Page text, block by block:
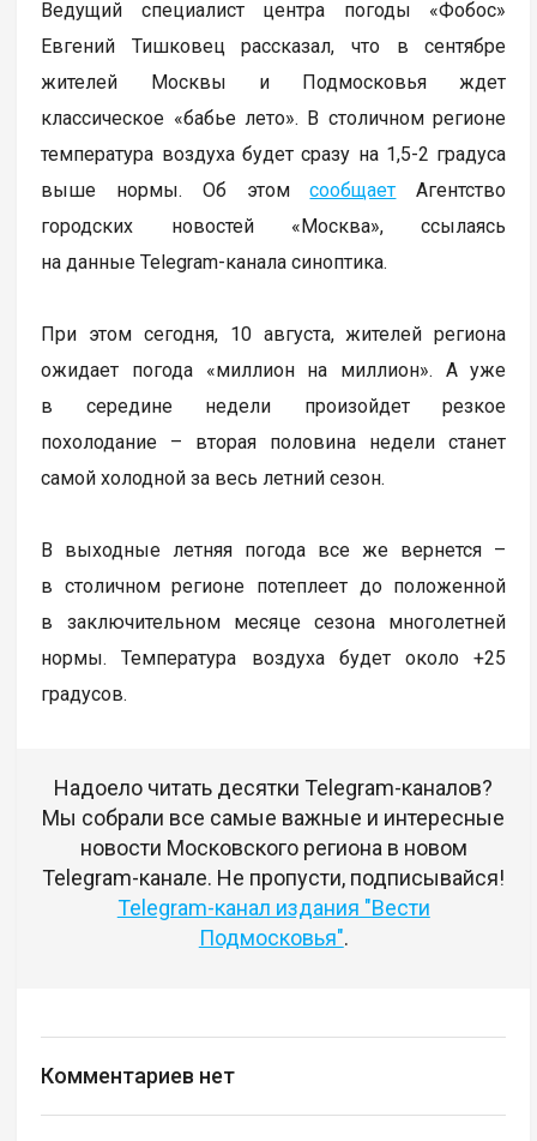
Ведущий специалист центра погоды «Фобос»
Евгений Тишковец рассказал, что в сентябре
жителей Москвы и Подмосковья ждет
классическое «бабье лето». В столичном регионе
температура воздуха будет сразу на 1,5-2 градуса
выше нормы. Об этомсообщает Агентство
городских новостей «Москва», ссылаясь
на данные Telegram-канала синоптика.
При этом сегодня, 10 августа, жителей региона
ожидает погода «миллион на миллион». А уже
в середине недели произойдет резкое
похолодание – вторая половина недели станет
самой холодной за весь летний сезон.
В выходные летняя погода все же вернется –
в столичном регионе потеплеет до положенной
в заключительном месяце сезона многолетней
нормы. Температура воздуха будет около +25
градусов.
Надоело читать десятки Telegram-каналов?
Мы собрали все самые важные и интересные
новости Московского региона в новом
Telegram-канале. Не пропусти, подписывайся!
Telegram-канал издания "Вести
Подмосковья".
Комментариев нет